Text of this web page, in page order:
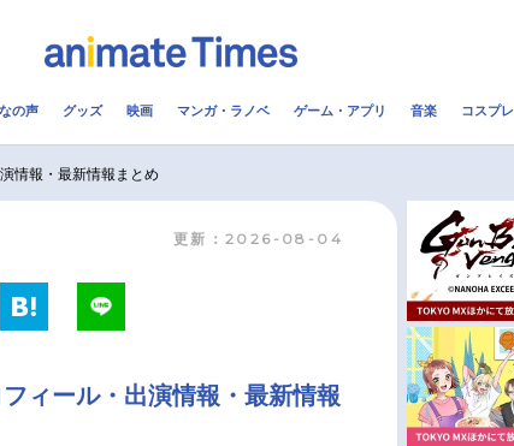
2.5次元 配信・Vtuber
アニメ映画一覧
男性声優/女性声優一覧
今期アニメ曜日別一覧
夏アニメ
の声 グッズ 映画 マンガ・ラノベ ゲーム・アプリ 音楽 コスプレ
情報・最新情報まとめ
更新：2026-08-04
ィール・出演情報・最新情報